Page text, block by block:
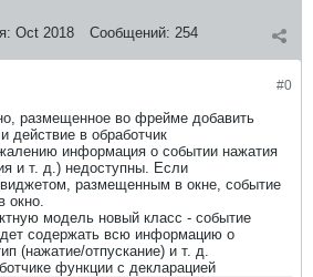
Oct 2018 Сообщений: 254
#0
размещенное во фрейме добавить
действие в обработчик
информация о событии нажатия
и т. д.) недоступны. Если
размещенным в окне, событие
окно.
модель новый класс - событие
содержать всю информацию о
(нажатие/отпускание) и т. д.
функции с декларацией